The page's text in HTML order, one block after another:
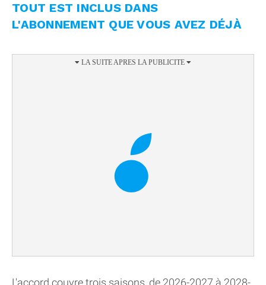
TOUT EST INCLUS DANS
L'ABONNEMENT QUE VOUS AVEZ DÉJÀ
L'accord couvre trois saisons, de 2026-2027 à 2028-